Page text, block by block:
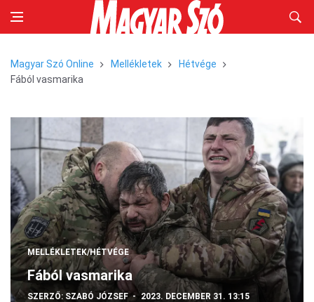
Magyar Szó Online Mellékletek
Hétvége
Fából vasmarika
MELLÉKLETEK/HÉTVÉGE
Fából vasmarika
SZERZŐ: SZABÓ JÓZSEF 2023. DECEMBER 31. 13:15